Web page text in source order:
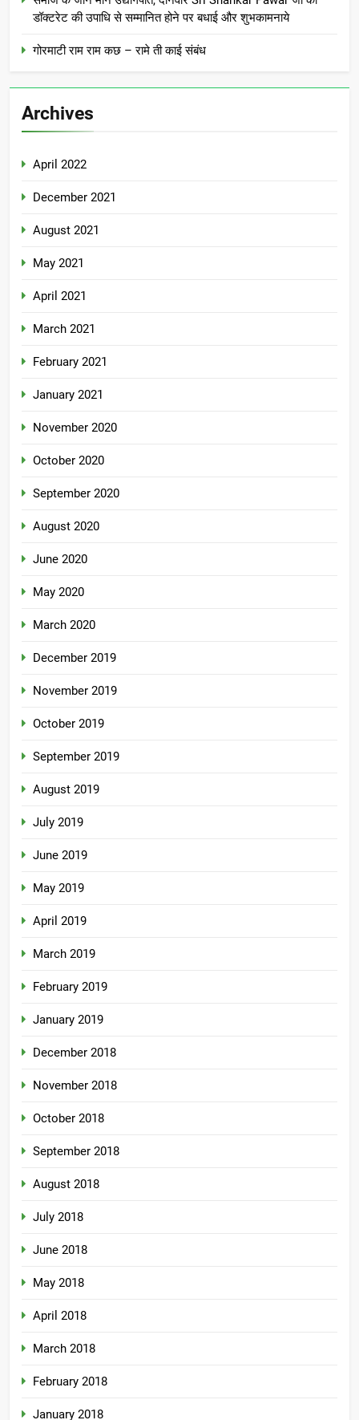
डॉक्टरेट की उपाधि से सम्मानित होने पर बधाई और शुभकामनाये
गोरमाटी राम राम कछ – रामे ती काई संबंध
Archives
April 2022
December 2021
August 2021
May 2021
April 2021
March 2021
February 2021
January 2021
November 2020
October 2020
September 2020
August 2020
June 2020
May 2020
March 2020
December 2019
November 2019
October 2019
September 2019
August 2019
July 2019
June 2019
May 2019
April 2019
March 2019
February 2019
January 2019
December 2018
November 2018
October 2018
September 2018
August 2018
July 2018
June 2018
May 2018
April 2018
March 2018
February 2018
January 2018